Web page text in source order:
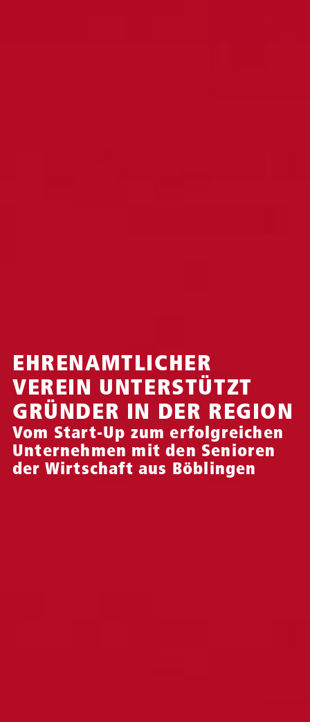
EHRENAMTLICHER
VEREIN UNTERSTÜTZT
GRÜNDER IN DER REGION
Vom Start-Up zum erfolgreichen
Unternehmen mit den Senioren
der Wirtschaft aus Böblingen